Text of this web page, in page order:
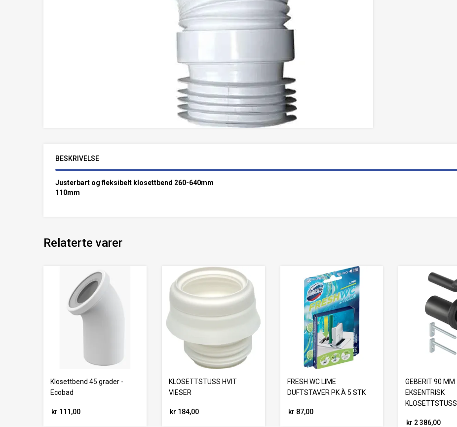
BESKRIVELSE
Justerbart og fleksibelt klosettbend 260-640mm
110mm
Relaterte varer
Klosettbend 45 grader -
Ecobad
kr 111,00
KLOSETTSTUSS HVIT
VIESER
kr 184,00
FRESH WC LIME
DUFTSTAVER PK À 5 STK
kr 87,00
GEBERIT 90 MM
EKSENTRISK
KLOSETTSTUSS
kr 2 386,00